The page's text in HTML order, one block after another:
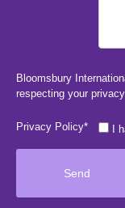
Bloomsbury
respecting your
Privacy Policy* I